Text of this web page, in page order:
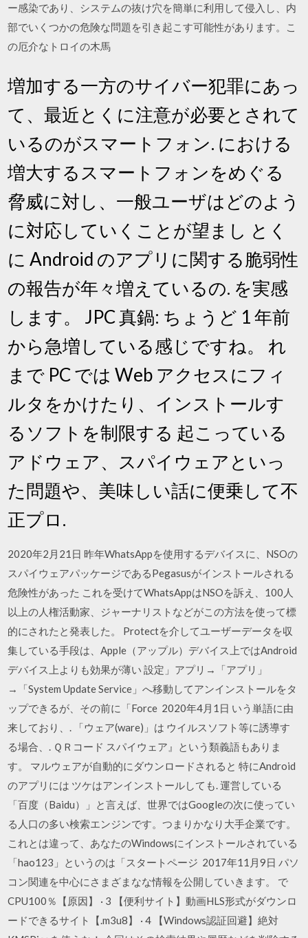
ー感染であり、システムの抜け穴を簡単に利用して侵入し、内
部でいくつかの危険な問題を引き起こす可能性があります。こ
の厄介なトロイの木馬
増加する一方のサイバー犯罪にあっ
て、最近とくに注意が必要とされて
いるのがスマートフォン. における
増大するスマートフォンをめぐる
脅威に対し、一般ユーザはどのよう
に対応していくことが望まし とく
に Android のアプリに関する脆弱性
の報告が年々増えているの. を実感
します。 JPC 真鍋: ちょうど 1 年前
から急増している感じですね。 れ
まで PC では Web アクセスにフィ
ルタをかけたり、インストールす
るソフトを制限する 起こっている
アドウェア、スパイウェアといっ
た問題や、美味しい話に便乗して不
正プロ.
2020年2月21日 昨年WhatsAppを使用するデバイスに、NSOの
スパイウェアパッケージであるPegasusがインストールされる
危険性があった これを受けてWhatsAppはNSOを訴え、100人
以上の人権活動家、ジャーナリストなどがこの方法を使って標
的にされたと発表した。 Protectを介してユーザーデータを収
集している手段は、Apple（アップル）デバイス上ではAndroid
デバイス上よりも効果が薄い 設定」アプリ→「アプリ」
→「System Update Service」へ移動してアンインストールをタ
ップできるが、その前に「Force 2020年4月1日 いう単語に由
来しており、. 「ウェア(ware)」は ウイルスソフト等に誘導す
る場合、. ＱＲコード スパイウェア』という類義語もありま
す。 マルウェアが自動的にダウンロードされると 特にAndroid
のアプリには ツケはアンインストールしても. 運営している
「百度（Baidu）」と言えば、世界ではGoogleの次に使ってい
る人口の多い検索エンジンです。つまりかなり大手企業です。
これとは違って、あなたのWindowsにインストールされている
「hao123」というのは「スタートページ 2017年11月9日 パソ
コン関連を中心にさまざまなな情報を公開していきます。 で
CPU100％【原因】 · 3 【便利サイト】動画HLS形式がダウンロ
ードできるサイト【.m3u8】 · 4 【Windows認証回避】絶対